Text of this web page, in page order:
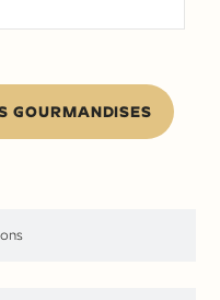
GOURMANDISES